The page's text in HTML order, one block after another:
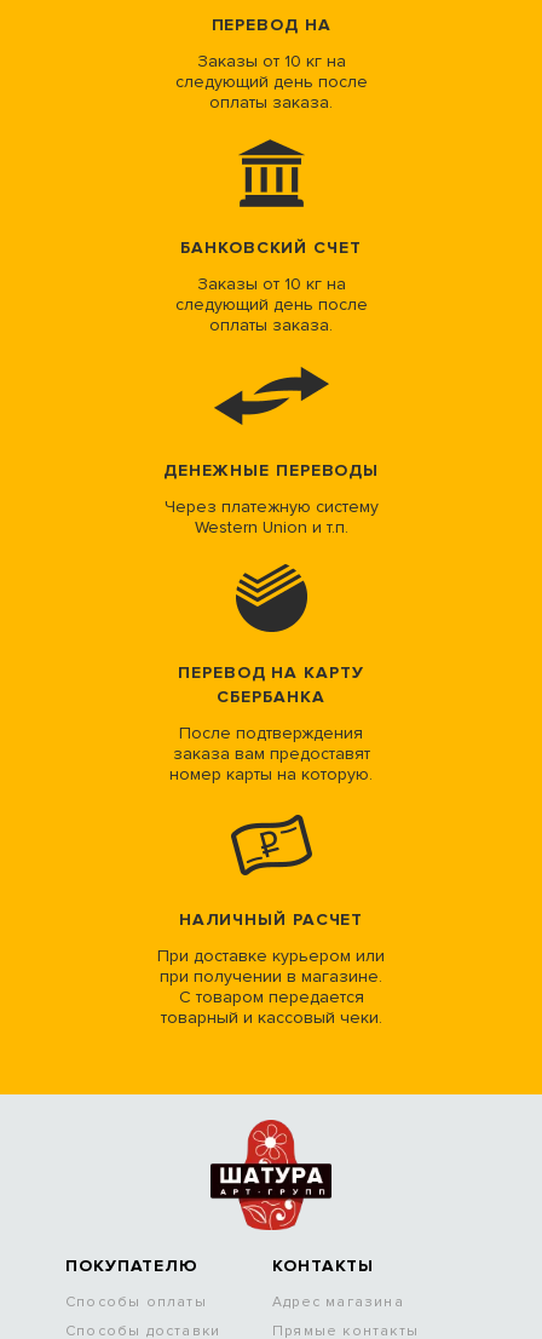
ПЕРЕВОД НА
Заказы от 10 кг на
следующий день после
оплаты заказа.
БАНКОВСКИЙ СЧЕТ
Заказы от 10 кг на
следующий день после
оплаты заказа.
ДЕНЕЖНЫЕ ПЕРЕВОДЫ
Через платежную систему
Western Union и т.п.
ПЕРЕВОД НА КАРТУ
СБЕРБАНКА
После подтверждения
заказа вам предоставят
номер карты на которую.
НАЛИЧНЫЙ РАСЧЕТ
При доставке курьером или
при получении в магазине.
С товаром передается
товарный и кассовый чеки.
ПОКУПАТЕЛЮ
Способы оплаты
Способы доставки
КОНТАКТЫ
Адрес магазина
Прямые контакты